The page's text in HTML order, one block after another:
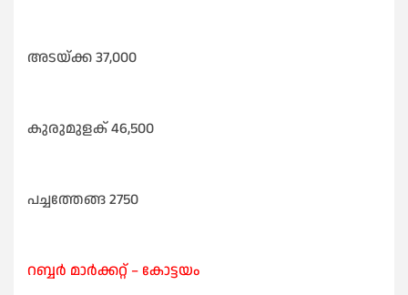
അടയ്ക്ക 37,000
കുരുമുളക് 46,500
പച്ചത്തേങ്ങ 2750
റബ്ബർ മാർക്കറ്റ്‌ – കോട്ടയം